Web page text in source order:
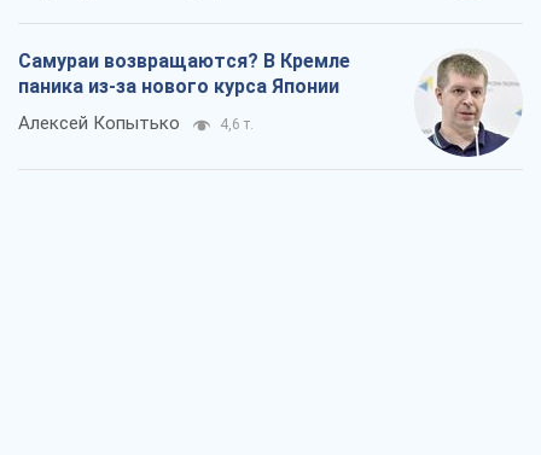
Самураи возвращаются? В Кремле
паника из-за нового курса Японии
Алексей Копытько 4,6 т.